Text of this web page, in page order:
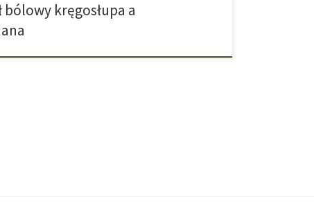
bólowy kręgosłupa a